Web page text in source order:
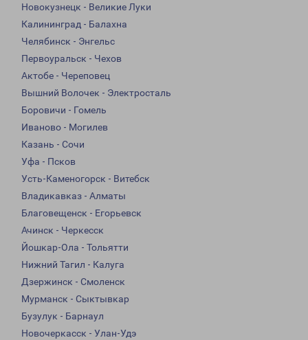
Новокузнецк - Великие Луки
Калининград - Балахна
Челябинск - Энгельс
Первоуральск - Чехов
Актобе - Череповец
Вышний Волочек - Электросталь
Боровичи - Гомель
Иваново - Могилев
Казань - Сочи
Уфа - Псков
Усть-Каменогорск - Витебск
Владикавказ - Алматы
Благовещенск - Егорьевск
Ачинск - Черкесск
Йошкар-Ола - Тольятти
Нижний Тагил - Калуга
Дзержинск - Смоленск
Мурманск - Сыктывкар
Бузулук - Барнаул
Новочеркасск - Улан-Удэ